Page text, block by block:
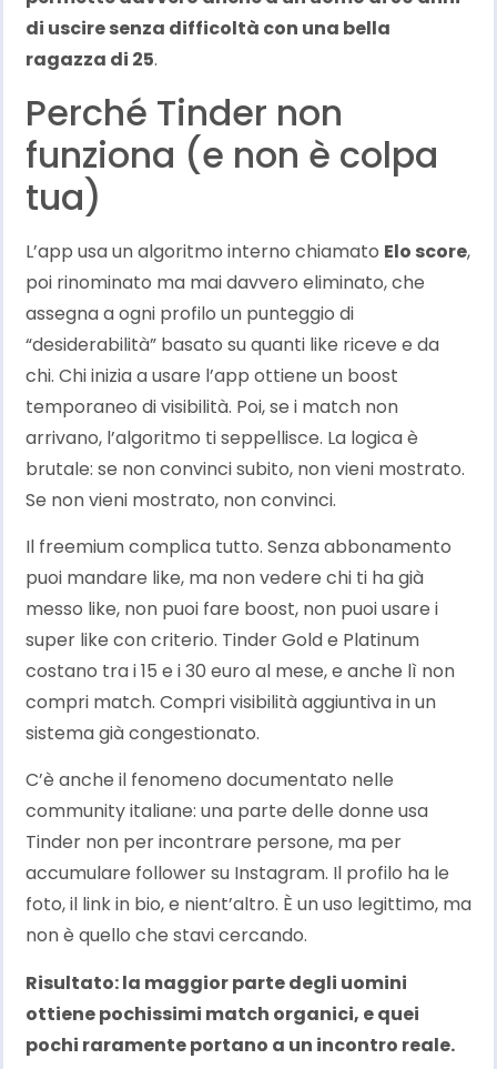
di uscire senza difficoltà con una bella
ragazza di 25.
Perché Tinder non
funziona (e non è colpa
tua)
L’app usa un algoritmo interno chiamato Elo score,
poi rinominato ma mai davvero eliminato, che
assegna a ogni profilo un punteggio di
“desiderabilità” basato su quanti like riceve e da
chi. Chi inizia a usare l’app ottiene un boost
temporaneo di visibilità. Poi, se i match non
arrivano, l’algoritmo ti seppellisce. La logica è
brutale: se non convinci subito, non vieni mostrato.
Se non vieni mostrato, non convinci.
Il freemium complica tutto. Senza abbonamento
puoi mandare like, ma non vedere chi ti ha già
messo like, non puoi fare boost, non puoi usare i
super like con criterio. Tinder Gold e Platinum
costano tra i 15 e i 30 euro al mese, e anche lì non
compri match. Compri visibilità aggiuntiva in un
sistema già congestionato.
C’è anche il fenomeno documentato nelle
community italiane: una parte delle donne usa
Tinder non per incontrare persone, ma per
accumulare follower su Instagram. Il profilo ha le
foto, il link in bio, e nient’altro. È un uso legittimo, ma
non è quello che stavi cercando.
Risultato: la maggior parte degli uomini
ottiene pochissimi match organici, e quei
pochi raramente portano a un incontro reale.